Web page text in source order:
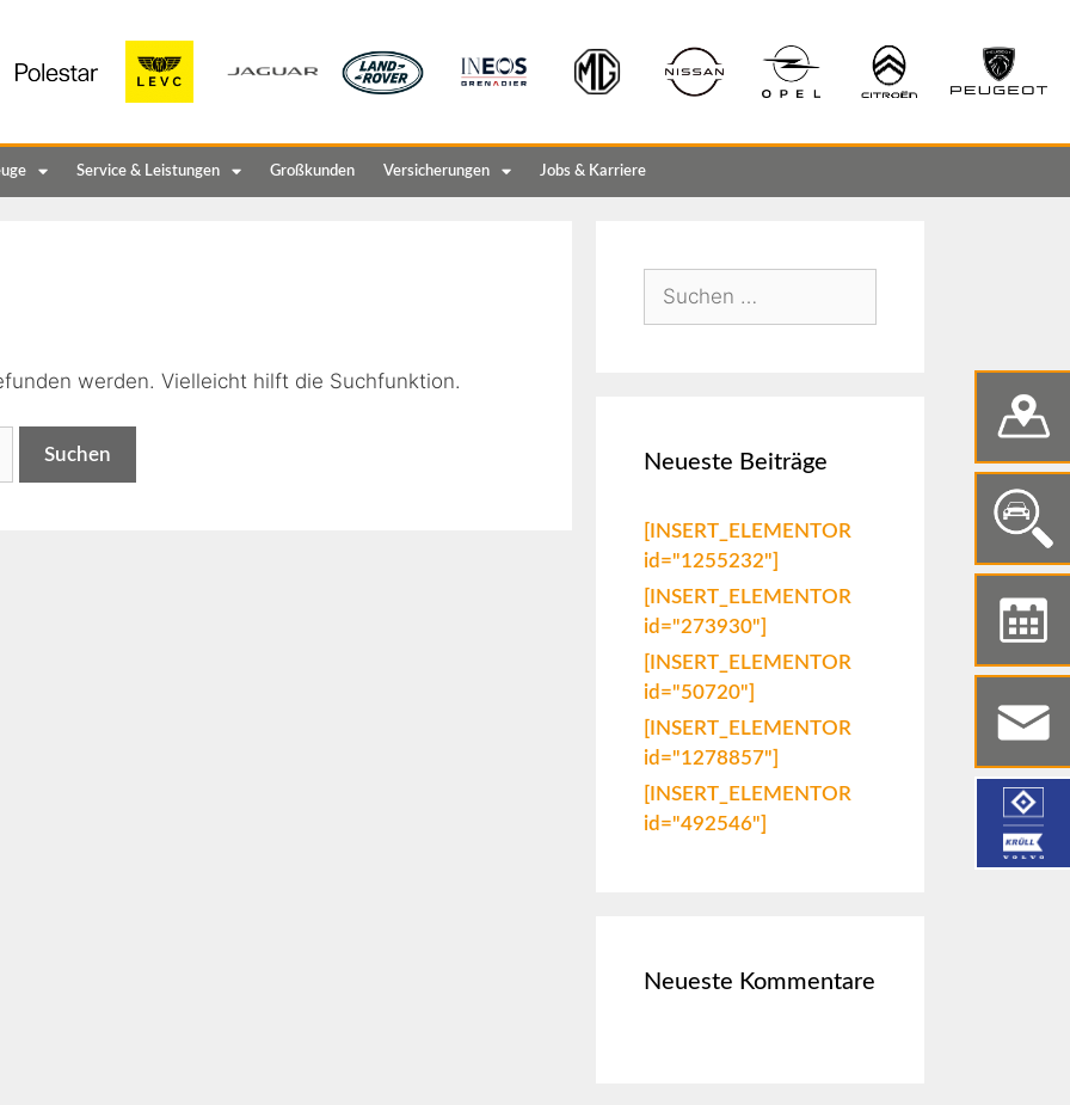
Service & Leistungen Großkunden Versicherungen Jobs & Karriere
werden. Vielleicht hilft die Suchfunktion.
Neueste Beiträge
[INSERT_ELEMENTOR
id="1255232"]
[INSERT_ELEMENTOR
id="273930"]
[INSERT_ELEMENTOR
id="50720"]
[INSERT_ELEMENTOR
id="1278857"]
[INSERT_ELEMENTOR
id="492546"]
Neueste Kommentare